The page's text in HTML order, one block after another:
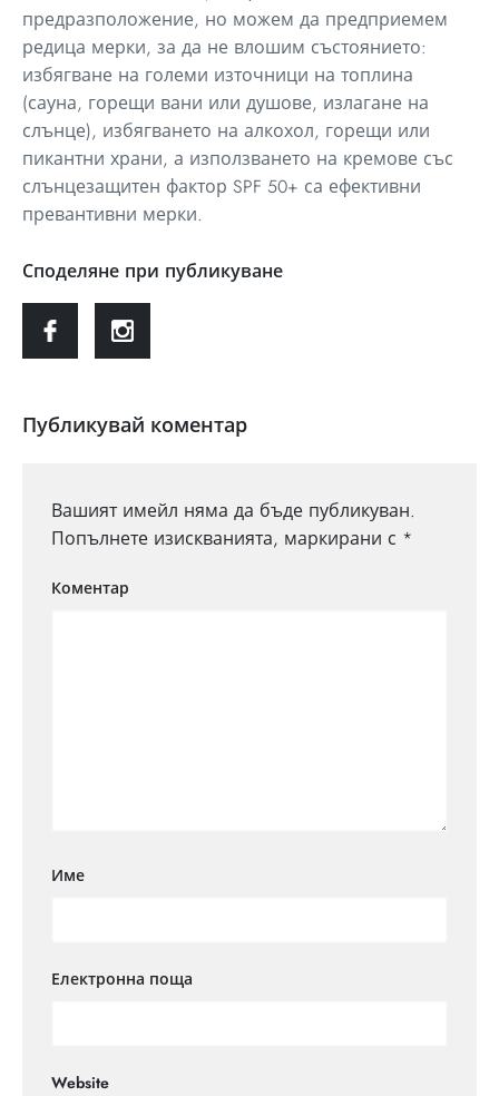
предразположение, но можем да предприемем
редица мерки, за да не влошим състоянието:
избягване на големи източници на топлина
(сауна, горещи вани или душове, излагане на
слънце), избягването на алкохол, горещи или
пикантни храни, а използването на кремове със
слънцезащитен фактор SPF 50+ са ефективни
превантивни мерки.
Споделяне при публикуване
Публикувай коментар
Вашият имейл няма да бъде публикуван.
Попълнете изискванията, маркирани с *
Коментар
Име
Електронна поща
Website